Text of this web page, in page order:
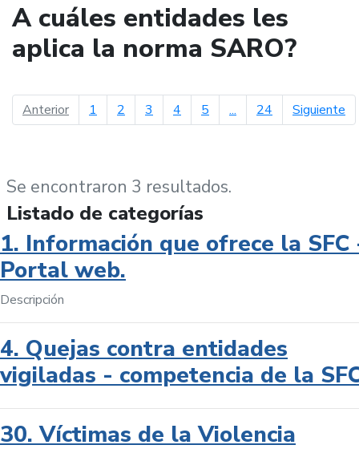
A cuáles entidades les
aplica la norma SARO?
Anteriorpágina anterior
1 2 3 4 5 ... 24 Siguiente
Se encontraron 3 resultados.
Listado de categorías
1. Información que ofrece la SFC
Portal web.
Descripción
4. Quejas contra entidades
vigiladas - competencia de la
30. Víctimas de la Violencia